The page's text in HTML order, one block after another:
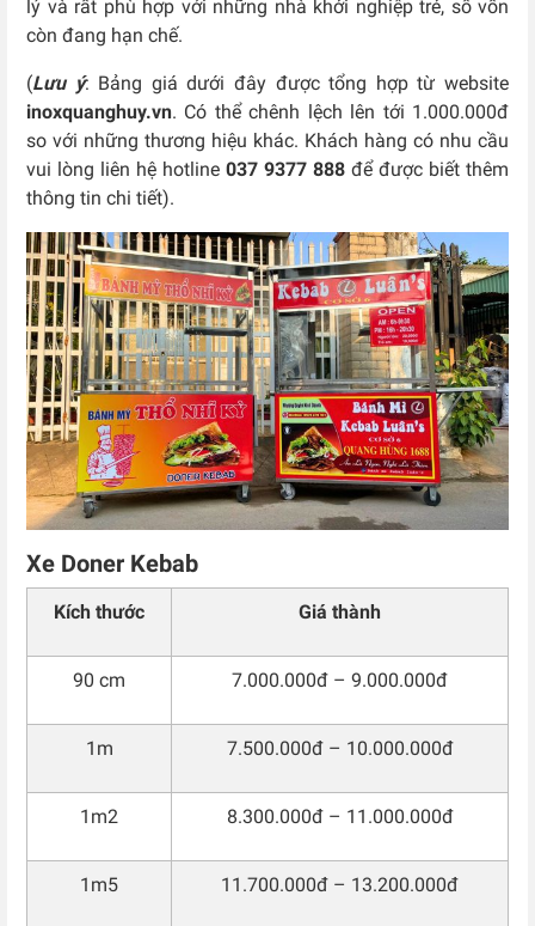
lý và rất phù hợp với những nhà khởi nghiệp trẻ, số vốn
còn đang hạn chế.
(Lưu ý: Bảng giá dưới đây được tổng hợp từ website
inoxquanghuy.vn. Có thể chênh lệch lên tới 1.000.000đ
so với những thương hiệu khác. Khách hàng có nhu cầu
vui lòng liên hệ hotline 037 9377 888 để được biết thêm
thông tin chi tiết).
Xe Doner Kebab
Kích thước Giá thành
90 cm 7.000.000đ – 9.000.000đ
1m 7.500.000đ – 10.000.000đ
1m2 8.300.000đ – 11.000.000đ
1m5 11.700.000đ – 13.200.000đ